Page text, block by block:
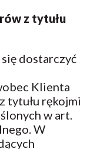
z tytułu
dostarczyć
Klienta
tytułu rękojmi
w art.
W